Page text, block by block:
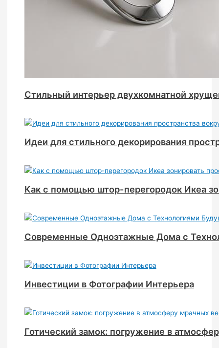
Стильный интерьер двухкомнатной
Идеи для стильного декорирования
Как с помощью штор-перегородок Икеа
Современные Одноэтажные Дома с
Инвестиции в Фотографии Интерьера
Готический замок: погружение в